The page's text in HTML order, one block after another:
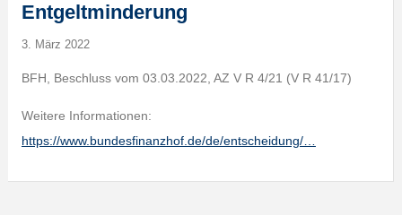
Entgeltminderung
3. März 2022
BFH, Beschluss vom 03.03.2022, AZ V R 4/21 (V R 41/17)
Weitere Informationen:
https://www.bundesfinanzhof.de/de/entscheidung/…